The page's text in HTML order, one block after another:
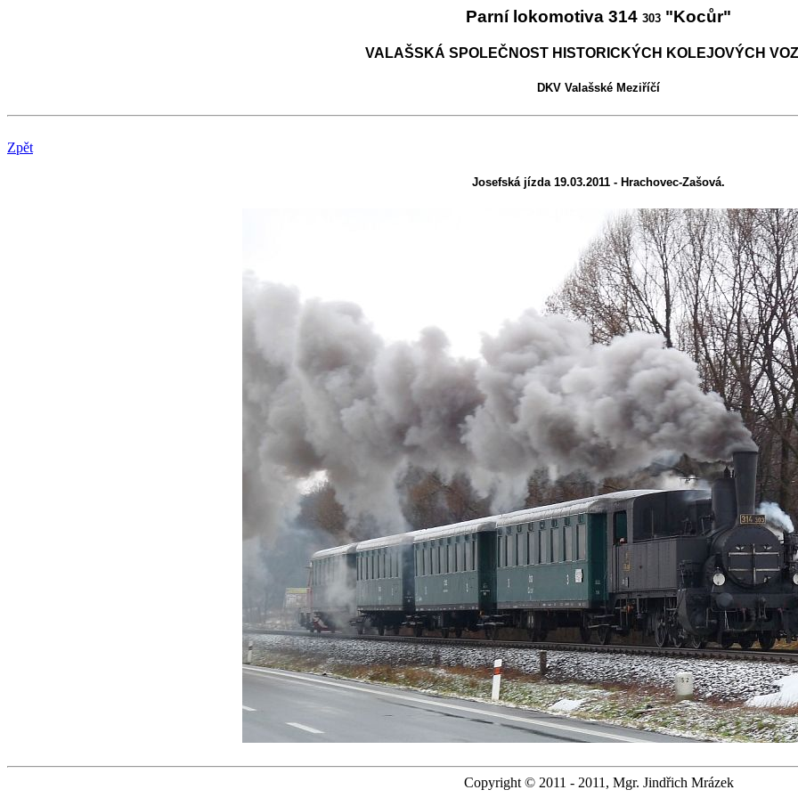
Parní lokomotiva 314 303 "Kocůr"
VALAŠSKÁ SPOLEČNOST HISTORICKÝCH KOLEJOVÝCH
DKV Valašské Meziříčí
Zpět
Josefská jízda 19.03.2011 - Hrachovec-Zašová.
Copyright © 2011 - 2011, Mgr. Jindřich Mrázek